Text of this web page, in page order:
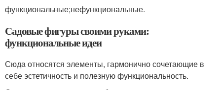
функциональные;нефункциональные.
Садовые фигуры своими руками:
функциональные идеи
Сюда относятся элементы, гармонично сочетающие в
себе эстетичность и полезную функциональность.